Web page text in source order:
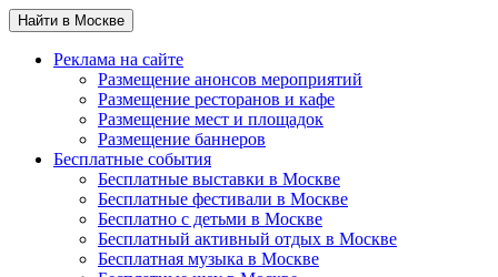
Найти в Москве
Реклама на сайте
Размещение анонсов мероприятий
Размещение ресторанов и кафе
Размещение мест и площадок
Размещение баннеров
Бесплатные события
Бесплатные выставки в Москве
Бесплатные фестивали в Москве
Бесплатно с детьми в Москве
Бесплатный активный отдых в Москве
Бесплатная музыка в Москве